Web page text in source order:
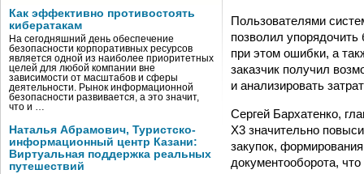
Как эффективно противостоять
кибератакам
На сегодняшний день обеспечение
безопасности корпоративных ресурсов
является одной из наиболее приоритетных
целей для любой компании вне
зависимости от масштабов и сферы
деятельности. Рынок информационной
безопасности развивается, а это значит,
что и …
Наталья Абрамович, Туристско-
информационный центр Казани:
Виртуальная поддержка реальных
путешествий
Пользователями
позволил
при этом ошибки, а
заказчик получил
и анализировать
Сергей Бархатенко,
X3 значительно
закупок,
документооборота,